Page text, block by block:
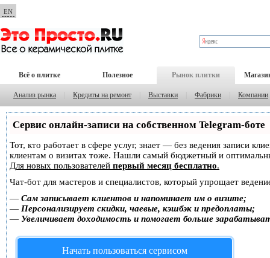
EN
Всё о плитке Полезное Рынок плитки
Анализ рынка Кредиты на ремонт Выставки Фабрики Компании
Сервис онлайн-записи на собственном Telegram-боте
Тот, кто работает в сфере услуг, знает — без ведения записи
клиентам о визитах тоже. Нашли самый бюджетный и
Для новых пользователей первый месяц бесплатно.
Чат-бот для мастеров и специалистов, который упрощает
— Сам записывает клиентов и напоминает им о визите;
— Персонализирует скидки, чаевые, кэшбэк и предоплаты;
— Увеличивает доходимость и помогает больше
Начать пользоваться сервисом